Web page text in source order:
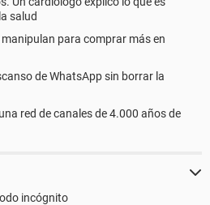
salud
manipulan para comprar más en
de WhatsApp sin borrar la
red de canales de 4.000 años de
incógnito